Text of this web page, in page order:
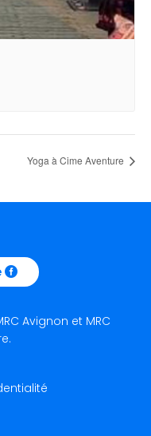
Yoga à Cime Aventure
Avignon et MRC